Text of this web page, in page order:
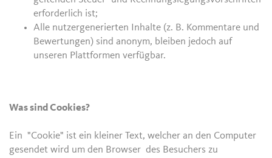
erforderlich ist;
Alle nutzergenerierten Inhalte (z. B. Kommentare und
Bewertungen) sind anonym, bleiben jedoch auf
unseren Plattformen verfügbar.
Was sind Cookies?
Ein "Cookie" ist ein kleiner Text, welcher an den Computer
gesendet wird um den Browser des Besuchers zu